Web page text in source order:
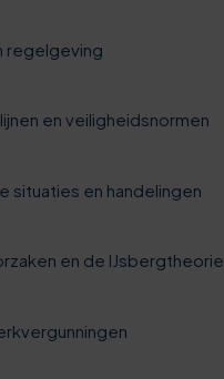
regelgeving
en veiligheidsnormen
situaties en handelingen
en de IJsbergtheorie